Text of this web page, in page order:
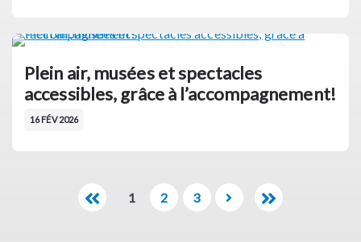
Plein air, musées et spectacles
accessibles, grâce à l’accompagnement!
16 FÉV 2026
1 2 3